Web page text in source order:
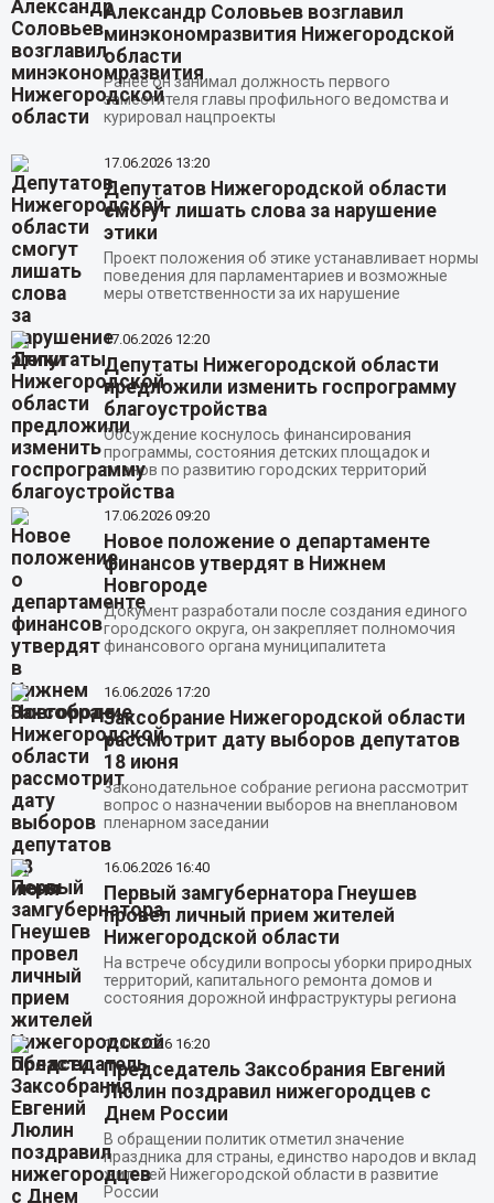
Александр Соловьев возглавил
минэкономразвития Нижегородской
области
Ранее он занимал должность первого
заместителя главы профильного ведомства и
курировал нацпроекты
17.06.2026 13:20
Депутатов Нижегородской области
смогут лишать слова за нарушение
этики
Проект положения об этике устанавливает нормы
поведения для парламентариев и возможные
меры ответственности за их нарушение
17.06.2026 12:20
Депутаты Нижегородской области
предложили изменить госпрограмму
благоустройства
Обсуждение коснулось финансирования
программы, состояния детских площадок и
планов по развитию городских территорий
17.06.2026 09:20
Новое положение о департаменте
финансов утвердят в Нижнем
Новгороде
Документ разработали после создания единого
городского округа, он закрепляет полномочия
финансового органа муниципалитета
16.06.2026 17:20
Заксобрание Нижегородской области
рассмотрит дату выборов депутатов
18 июня
Законодательное собрание региона рассмотрит
вопрос о назначении выборов на внеплановом
пленарном заседании
16.06.2026 16:40
Первый замгубернатора Гнеушев
провел личный прием жителей
Нижегородской области
На встрече обсудили вопросы уборки природных
территорий, капитального ремонта домов и
состояния дорожной инфраструктуры региона
12.06.2026 16:20
Председатель Заксобрания Евгений
Люлин поздравил нижегородцев с
Днем России
В обращении политик отметил значение
праздника для страны, единство народов и вклад
жителей Нижегородской области в развитие
России